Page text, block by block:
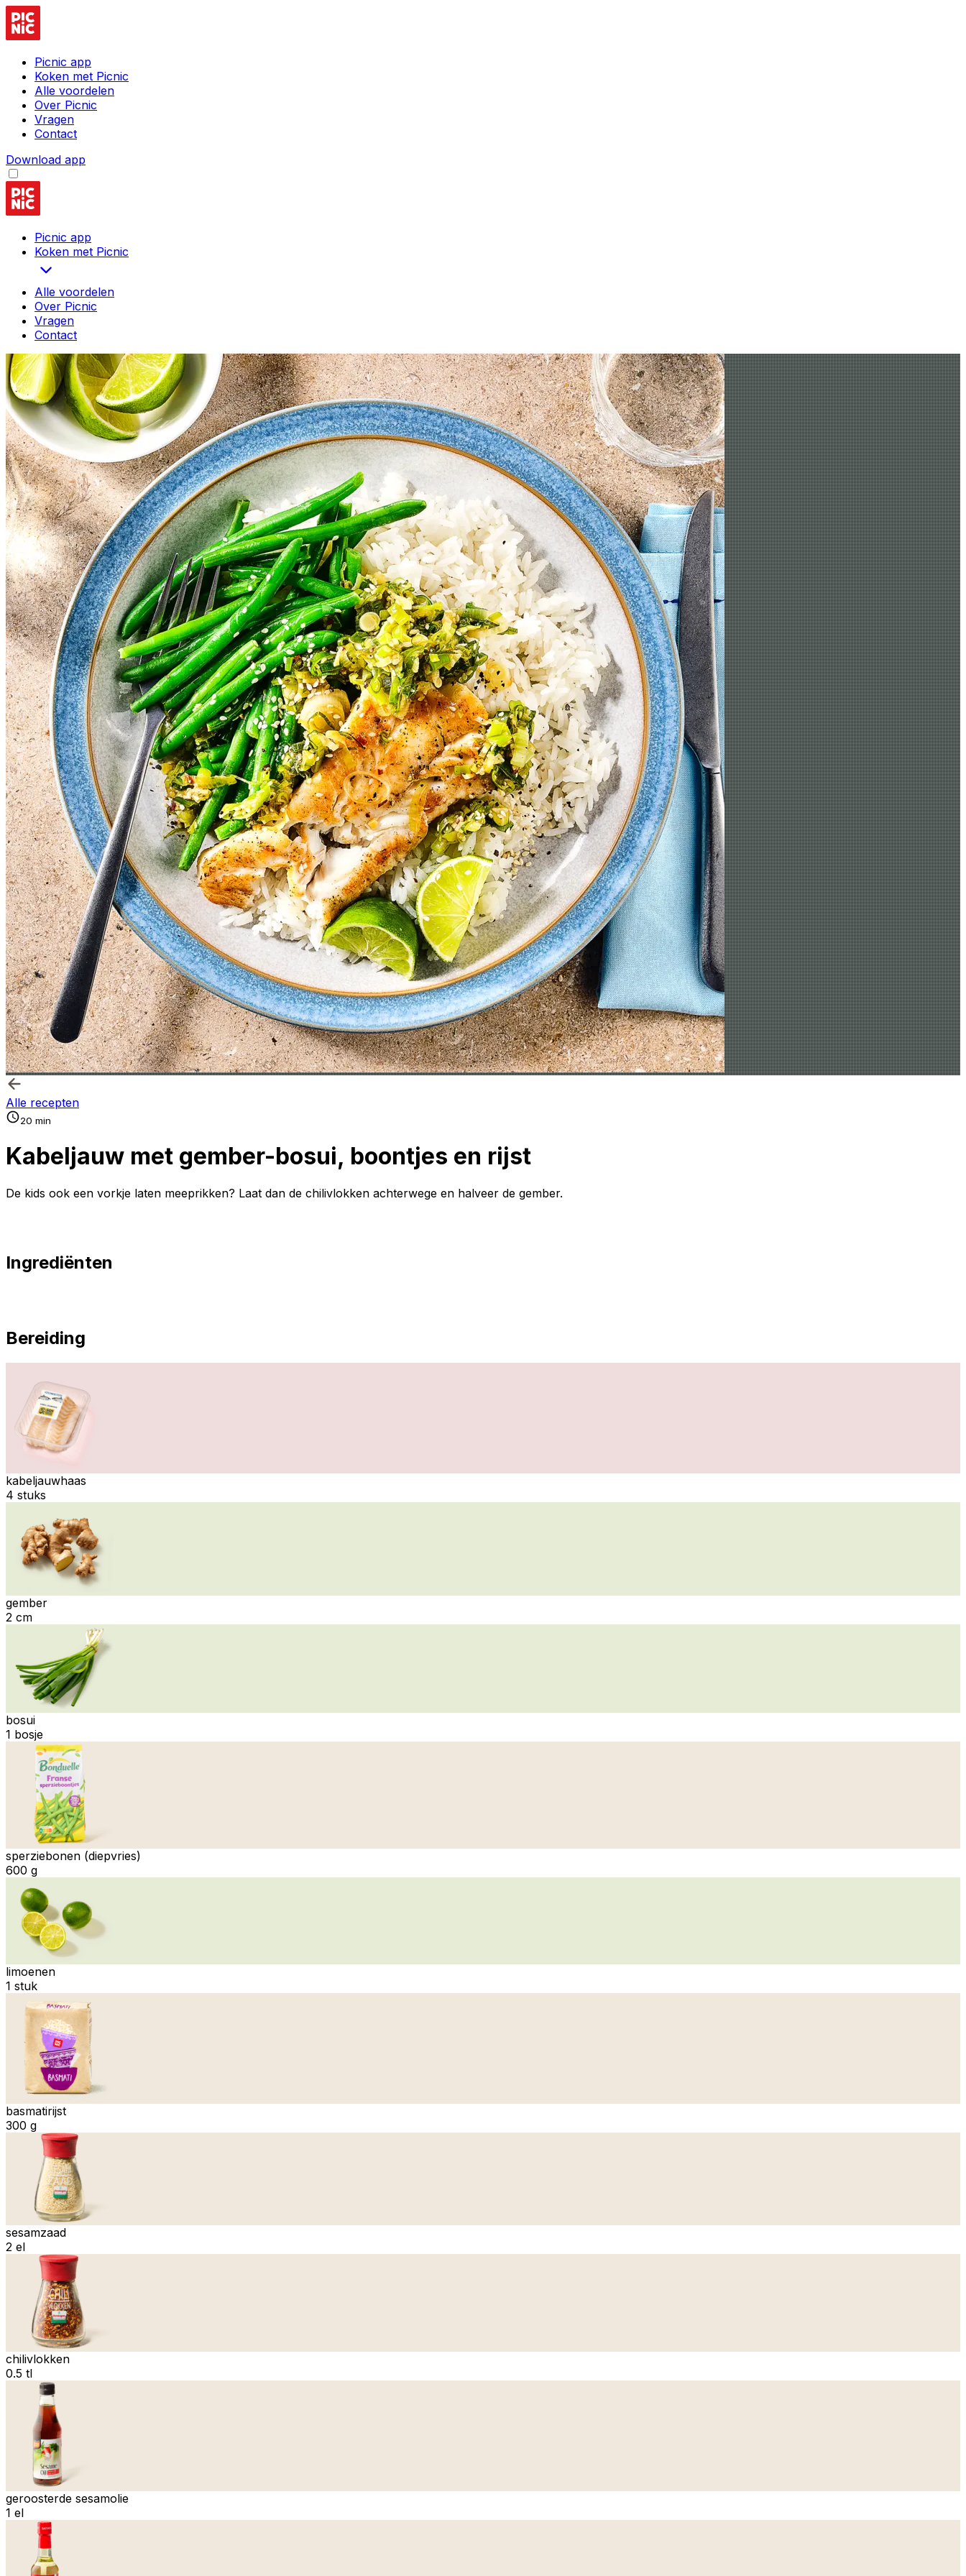
Picnic app
Koken met Picnic
Alle voordelen
Over Picnic
Vragen
Contact
Download app
Picnic app
Koken met Picnic
Alle voordelen
Over Picnic
Vragen
Contact
Alle recepten
20 min
Kabeljauw met gember-bosui, boontjes en rijst
De kids ook een vorkje laten meeprikken? Laat dan de chilivlokken achterwege en halveer de gember.
Ingrediënten
Bereiding
kabeljauwhaas
4 stuks
gember
2 cm
bosui
1 bosje
sperziebonen (diepvries)
600 g
limoenen
1 stuk
basmatirijst
300 g
sesamzaad
2 el
chilivlokken
0.5 tl
geroosterde sesamolie
1 el